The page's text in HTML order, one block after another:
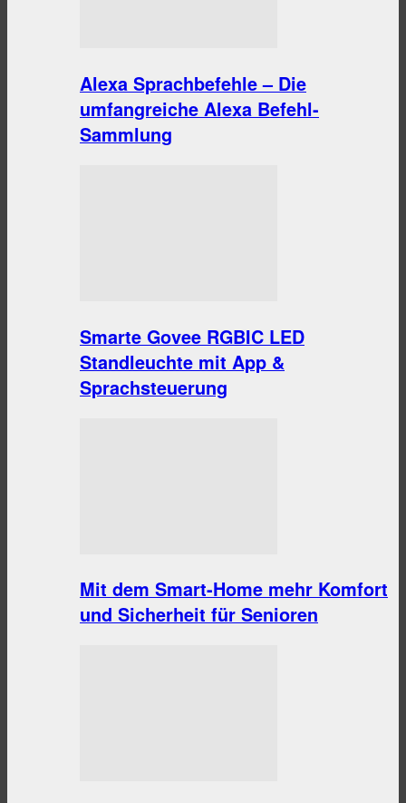
Alexa Sprachbefehle – Die
umfangreiche Alexa Befehl-
Sammlung
Smarte Govee RGBIC LED
Standleuchte mit App &
Sprachsteuerung
Mit dem Smart-Home mehr Komfort
und Sicherheit für Senioren